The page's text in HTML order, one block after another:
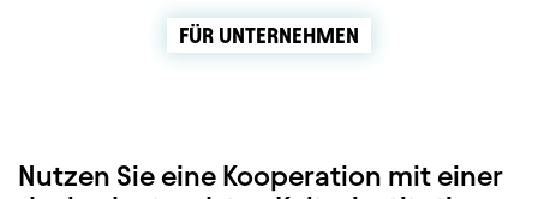
FÜR UNTERNEHMEN
Nutzen Sie eine Kooperation mit einer